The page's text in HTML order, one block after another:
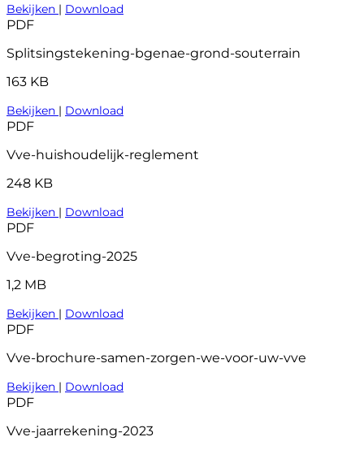
Bekijken | Download
PDF
Splitsingstekening-bgenae-grond-souterrain
163 KB
Bekijken | Download
PDF
Vve-huishoudelijk-reglement
248 KB
Bekijken | Download
PDF
Vve-begroting-2025
1,2 MB
Bekijken | Download
PDF
Vve-brochure-samen-zorgen-we-voor-uw-vve
Bekijken | Download
PDF
Vve-jaarrekening-2023